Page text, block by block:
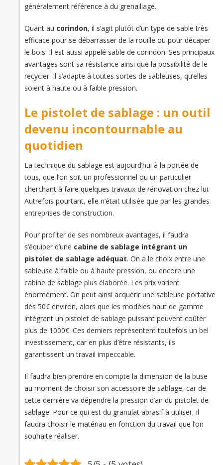
généralement référence à du grenaillage.
Quant au corindon, il s’agit plutôt d’un type de sable très
efficace pour se débarrasser de la rouille ou pour décaper
le bois. Il est aussi appelé sable de corindon. Ses principaux
avantages sont sa résistance ainsi que la possibilité de le
recycler. Il s’adapte à toutes sortes de sableuses, qu’elles
soient à haute ou à faible pression.
Le pistolet de sablage : un outil
devenu incontournable au
quotidien
La technique du sablage est aujourd’hui à la portée de
tous, que l’on soit un professionnel ou un particulier
cherchant à faire quelques travaux de rénovation chez lui.
Autrefois pourtant, elle n’était utilisée que par les grandes
entreprises de construction.
Pour profiter de ses nombreux avantages, il faudra
s’équiper d’une cabine de sablage intégrant un
pistolet de sablage adéquat. On a le choix entre une
sableuse à faible ou à haute pression, ou encore une
cabine de sablage plus élaborée. Les prix varient
énormément. On peut ainsi acquérir une sableuse portative
dès 50€ environ, alors que les modèles haut de gamme
intégrant un pistolet de sablage puissant peuvent coûter
plus de 1000€. Ces derniers représentent toutefois un bel
investissement, car en plus d’être résistants, ils
garantissent un travail impeccable.
Il faudra bien prendre en compte la dimension de la buse
au moment de choisir son accessoire de sablage, car de
cette dernière va dépendre la pression d’air du pistolet de
sablage. Pour ce qui est du granulat abrasif à utiliser, il
faudra choisir le matériau en fonction du travail que l’on
souhaite réaliser.